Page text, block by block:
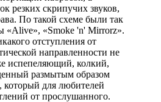
резких скрипучих звуков,
По такой схеме были так
«Alive», «Smoke 'n' Mirrorz».
отступления от
направленности не
испепеляющий, колкий,
размытым образом
который для любителей
от прослушанного.